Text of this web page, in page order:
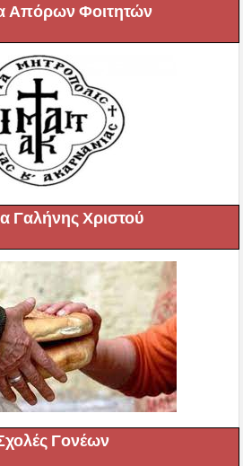
Απόρων Φοιτητών
Γαλήνης Χριστού
Γονέων